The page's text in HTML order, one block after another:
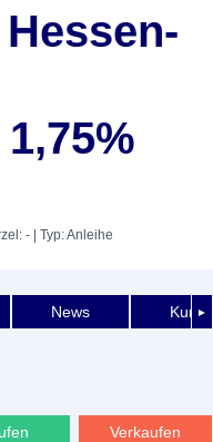
- | Typ: Anleihe
►
News
Verkaufen